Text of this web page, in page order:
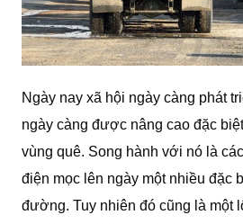
Ngày nay xã hội ngày càng phát
ngày càng được nâng cao đặc
vùng quê. Song hành với nó là
điện mọc lên ngày một nhiều đặc
đường. Tuy nhiên đó cũng là một